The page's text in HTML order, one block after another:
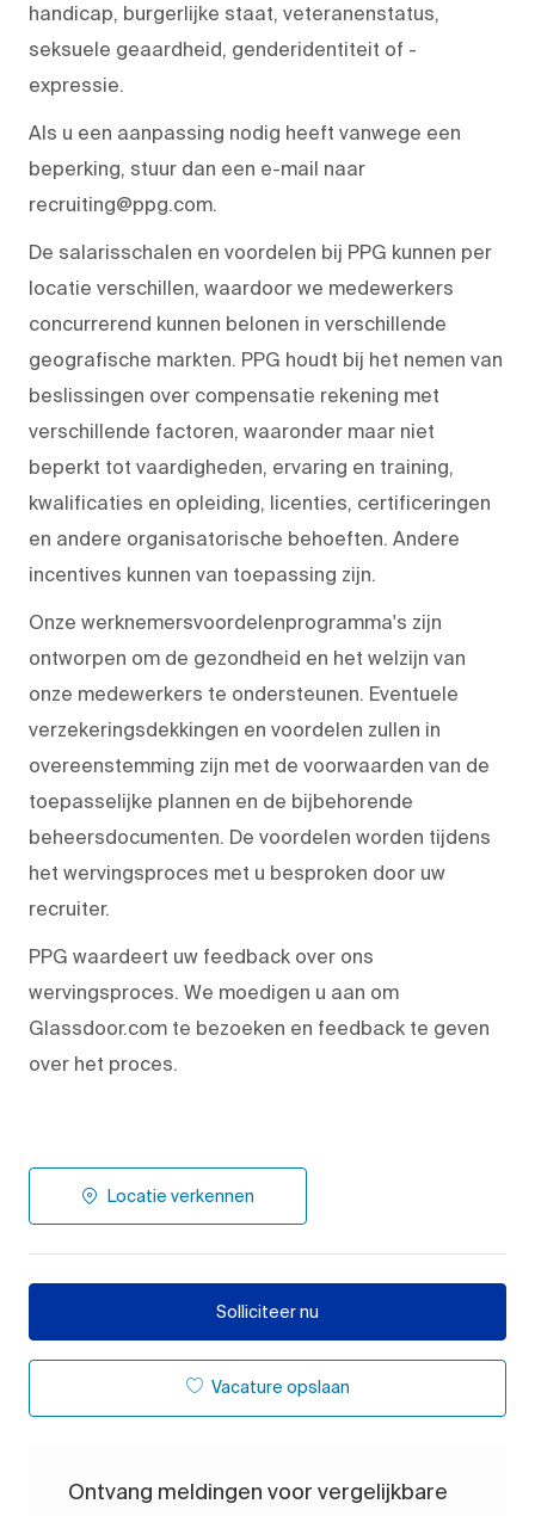
handicap, burgerlijke staat, veteranenstatus,
seksuele geaardheid, genderidentiteit of -
expressie.
Als u een aanpassing nodig heeft vanwege een
beperking, stuur dan een e-mail naar
recruiting@ppg.com.
De salarisschalen en voordelen bij PPG kunnen per
locatie verschillen, waardoor we medewerkers
concurrerend kunnen belonen in verschillende
geografische markten. PPG houdt bij het nemen van
beslissingen over compensatie rekening met
verschillende factoren, waaronder maar niet
beperkt tot vaardigheden, ervaring en training,
kwalificaties en opleiding, licenties, certificeringen
en andere organisatorische behoeften. Andere
incentives kunnen van toepassing zijn.
Onze werknemersvoordelenprogramma's zijn
ontworpen om de gezondheid en het welzijn van
onze medewerkers te ondersteunen. Eventuele
verzekeringsdekkingen en voordelen zullen in
overeenstemming zijn met de voorwaarden van de
toepasselijke plannen en de bijbehorende
beheersdocumenten. De voordelen worden tijdens
het wervingsproces met u besproken door uw
recruiter.
PPG waardeert uw feedback over ons
wervingsproces. We moedigen u aan om
Glassdoor.com te bezoeken en feedback te geven
over het proces.
Locatie verkennen
Solliciteer nu
Vacature opslaan
Ontvang meldingen voor vergelijkbare